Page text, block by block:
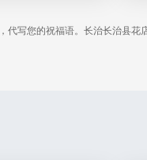
写您的祝福语。长治长治县花